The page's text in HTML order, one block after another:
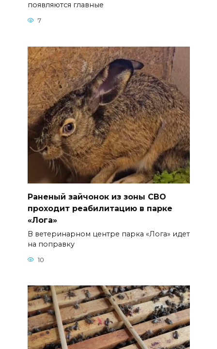
появляются главные
7
Раненый зайчонок из зоны СВО
проходит реабилитацию в парке
«Лога»
В ветеринарном центре парка «Лога» идет
на поправку
10